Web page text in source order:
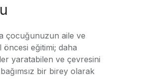
çocuğunuzun aile ve
eğitimi; daha
yaratabilen ve çevresini
bir birey olarak